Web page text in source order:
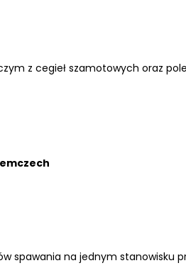
z cegieł szamotowych oraz
spawania na jednym stanowisku